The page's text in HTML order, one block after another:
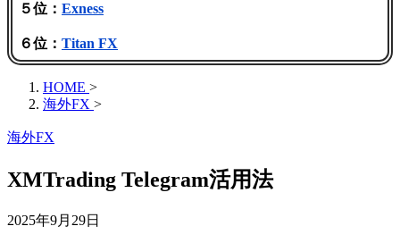
５位： Exness
６位： Titan FX
HOME >
海外FX >
海外FX
XMTrading Telegram活用法
2025年9月29日